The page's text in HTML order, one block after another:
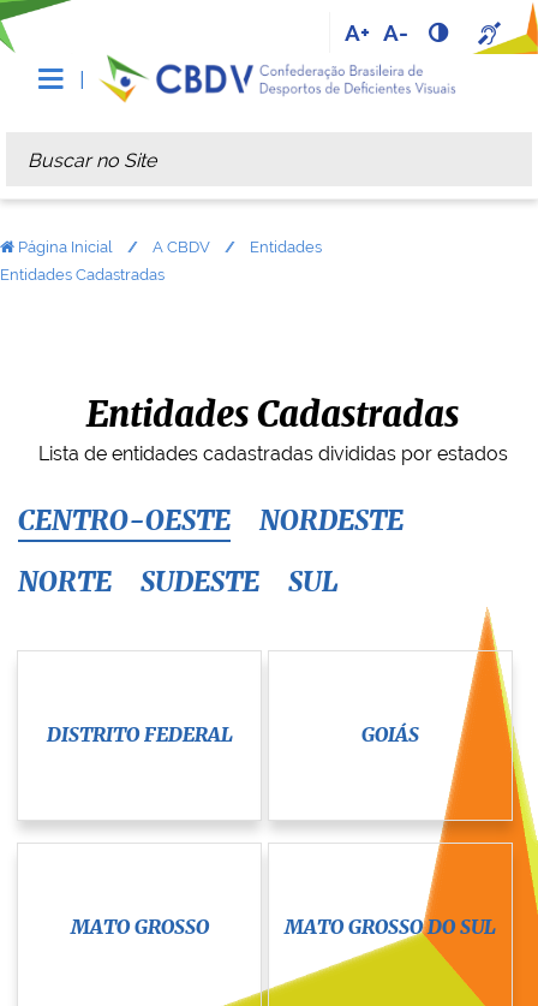
A+ A-
Busca
Busca Avançada…
Página Inicial A CBDV
Entidades
Entidades Cadastradas
Entidades Cadastradas
Lista de entidades cadastradas divididas por estados
CENTRO-OESTE NORDESTE
NORTE SUDESTE SUL
DISTRITO FEDERAL GOIÁS
MATO GROSSO MATO GROSSO DO SUL